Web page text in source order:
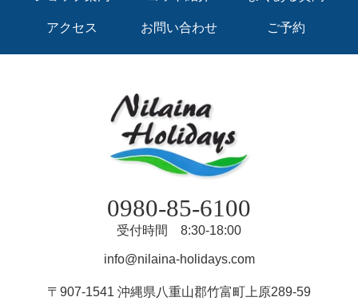
アクセス お問い合わせ ご予約
0980-85-6100
受付時間 8:30-18:00
info@nilaina-holidays.com
〒907-1541 沖縄県八重山郡竹富町上原289-59